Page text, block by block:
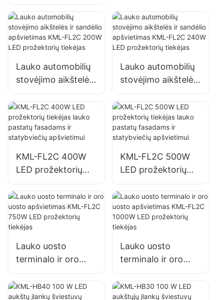
tiekėjas lauko
reklaminiams
stendams ir
dideliems iškabų
Lauko automobilių
stovėjimo aikštelės
ir sandėlio
apšvietimas KML-
FL2C 200W LED
prožektorių tiekėjas
Lauko automobilių
stovėjimo aikštelės
ir sandėlio
apšvietimas KML-
FL2C 240W LED
prožektorių tiekėjas
KML-FL2C 400W
LED prožektorių
tiekėjas lauko
pastatų fasadams ir
statybviečių
apšvietimui
KML-FL2C 500W
LED prožektorių
tiekėjas lauko
pastatų fasadams ir
statybviečių
apšvietimui
Lauko uosto
terminalo ir oro
uosto apšvietimas
KML-FL2C 750W
Lauko uosto
terminalo ir oro
uosto apšvietimas
KML-FL2C 1000W